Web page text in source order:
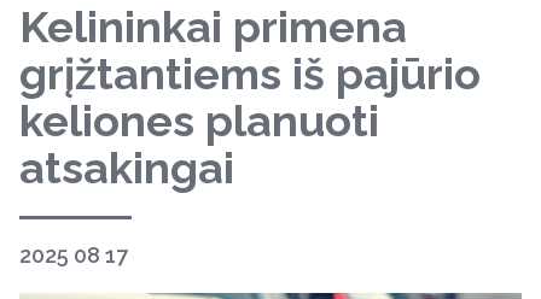
Kelininkai primena
grįžtantiems iš pajūrio
keliones planuoti
atsakingai
2025 08 17